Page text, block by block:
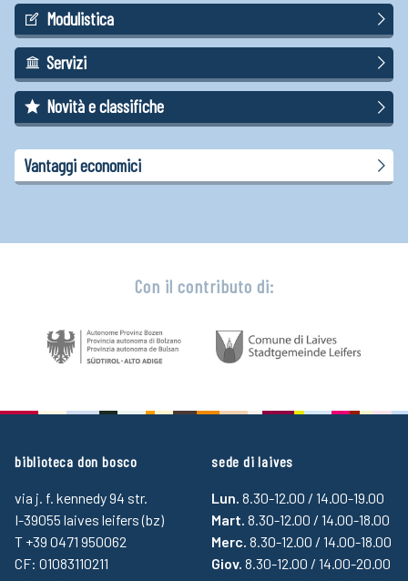
Modulistica
Servizi
Novità e classifiche
Vantaggi economici
Con il contributo di:
biblioteca don bosco
via j. f. kennedy 94 str.
I-39055 laives leifers (bz)
T +39 0471 950062
CF: 01083110211
sede di laives
Lun. 8.30-12.00 / 14.00-19.00
Mart. 8.30-12.00 / 14.00-18.00
Merc. 8.30-12.00 / 14.00-18.00
Giov. 8.30-12.00 / 14.00-20.00